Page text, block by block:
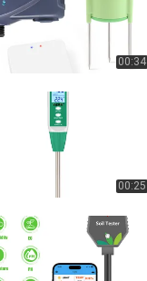
00:34
00:25